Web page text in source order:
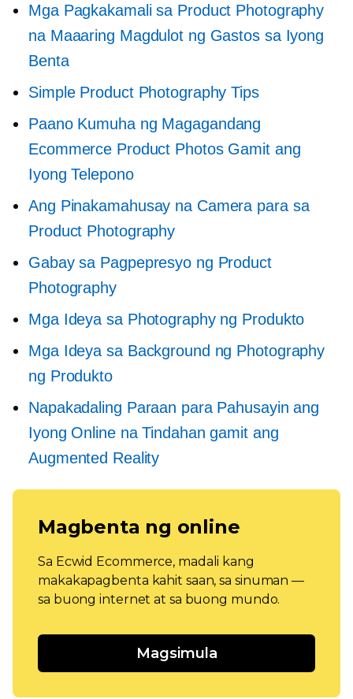
Mga Pagkakamali sa Product Photography
na Maaaring Magdulot ng Gastos sa Iyong
Benta
Simple Product Photography Tips
Paano Kumuha ng Magagandang
Ecommerce Product Photos Gamit ang
Iyong Telepono
Ang Pinakamahusay na Camera para sa
Product Photography
Gabay sa Pagpepresyo ng Product
Photography
Mga Ideya sa Photography ng Produkto
Mga Ideya sa Background ng Photography
ng Produkto
Napakadaling Paraan para Pahusayin ang
Iyong Online na Tindahan gamit ang
Augmented Reality
Magbenta ng online
Sa Ecwid Ecommerce, madali kang
makakapagbenta kahit saan, sa sinuman —
sa buong internet at sa buong mundo.
Magsimula